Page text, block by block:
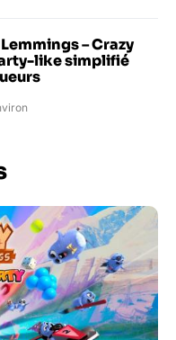
– Crazy
like simplifié